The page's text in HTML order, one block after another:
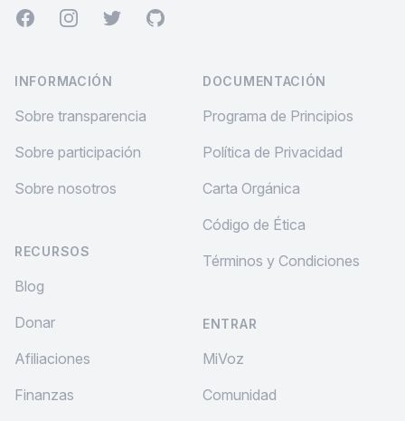
FacebookInstagramTwitter GitHub
INFORMACIÓN
Sobre transparencia
Sobre participación
Sobre nosotros
RECURSOS
Blog
Donar
Afiliaciones
Finanzas
DOCUMENTACIÓN
Programa de Principios
Política de Privacidad
Carta Orgánica
Código de Ética
Términos y Condiciones
ENTRAR
MiVoz
Comunidad